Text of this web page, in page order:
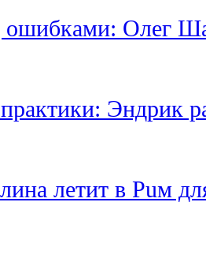
ошибками: Олег
Эндрик
летит в Puм